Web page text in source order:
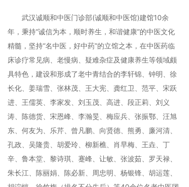
武汉诚顺和中医门诊部(诚顺和中医馆)建馆10余
年，秉持“诚信为本，顺时养生，和谐健康”的中医文化
精髓，坚持“名中医，好中药”的立馆之本，在中医药临
床诊疗常见病、老慢病、疑难杂症及健康养生等领域颇
具特色，建设和形成了老中青结合的李轩锦、钟明、徐
长化、姜瑞雪、张林茂、王大宪、龚红卫、范平、宋跃
进、王儒英、李家发、刘玉茂、高进、段正莉、刘义
涛、陈德货、宋恩峰、李瀚旻、梅应兵、张振鄂、汪旭
东、何友为、乐芹、曾凡鹏、向贤德、熊勇、廉河清、
孔政、吴隆贵、胡爱玲、柳新樵、肖早梅、王垚、丁
辛、鲁本堂、黎诗琪、蹇峰、让敏、张波茹、罗天禄、
朱长江、陈丽娟、陈必新、周忠明、杨银锋、胡运莲、